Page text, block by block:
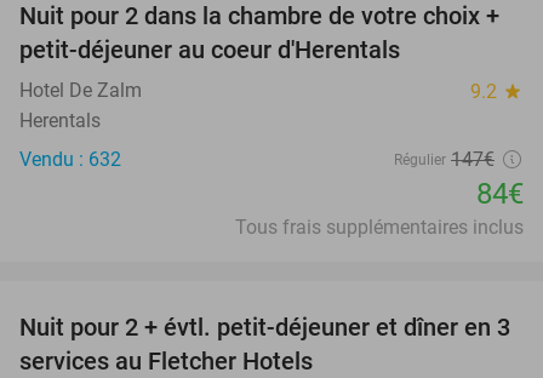
43%
Nuit pour 2 dans la chambre de votre choix +
petit-déjeuner au coeur d'Herentals
Hotel De Zalm 9.2 star
Herentals
Vendu : 632
Régulier 147€
84€
Tous frais supplémentaires inclus
Nuit pour 2 + évtl. petit-déjeuner et dîner en 3
services au Fletcher Hotels